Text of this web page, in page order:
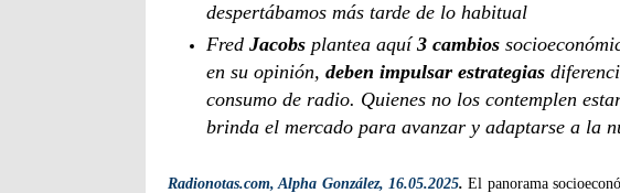
despertábamos más tarde de lo habitual
Fred Jacobs plantea aquí3 cambios
en su opinión, deben impulsar estrategias
consumo de radio. Quienes no los contemplen
brinda el mercado para avanzar y adaptarse a la
Radionotas.com, Alpha González, 16.05.2025. El panorama